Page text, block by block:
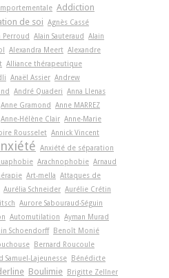
Addiction
de soi Agnès Cassé
Perroud Alain Sauteraud
Alain
Alexandra Meert Alexandre
Alliance thérapeutique
Anaël Assier Andrew
André Quaderi Anna Llenas
Anne Gramond
Anne MARREZ
Anne-Hélène Clair Anne-Marie
Rousselet Annick Vincent
Anxiété de séparation
Arachnophobie Arnaud
Art-­mella Attaques de
Aurélia Schneider Aurélie Crétin
Aurore Sabouraud-Séguin
Automutilation Ayman Murad
Schoendorff
Benoît Monié
Bernard Roucoule
Samuel-Lajeunesse
Bénédicte
Boulimie
Brigitte Zellner